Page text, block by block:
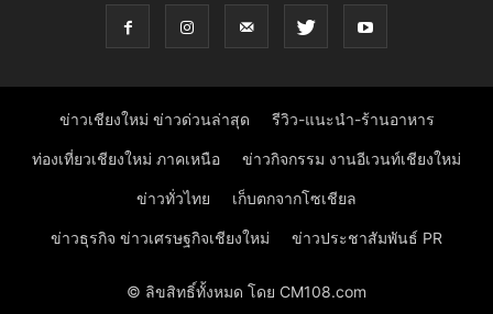
ข่าวเชียงใหม่ ข่าวด่วนล่าสุด รีวิว-แนะนำ-ร้านอาหาร
ท่องเที่ยวเชียงใหม่ ภาคเหนือ ข่าวกิจกรรม งานอีเวนท์เชียงใหม่
ข่าวทั่วไทย เก็บตกจากโซเชียล
ข่าวธุรกิจ ข่าวเศรษฐกิจเชียงใหม่ ข่าวประชาสัมพันธ์ PR
© ลิขสิทธิ์ทั้งหมด โดย CM108.com